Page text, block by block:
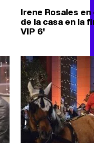
Irene Rosales
de la casa en la
VIP 6'